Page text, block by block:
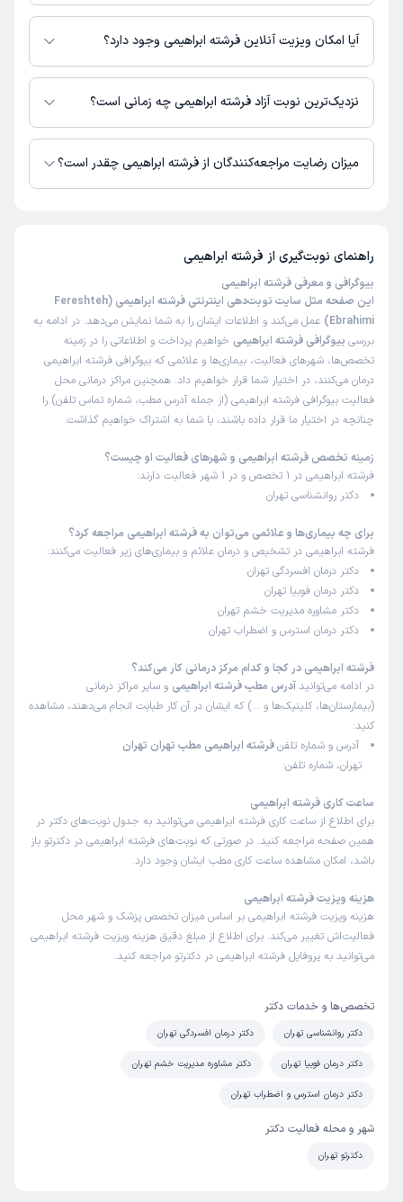
اطلاعاتی درباره محل فعالیت فرشته ابراهیمی در مراکز درمانی در دسترس نیست.
آیا امکان ویزیت آنلاین فرشته ابراهیمی وجود دارد؟
در حال حاضر اطلاعاتی درباره ارائه ویزیت آنلاین توسط فرشته ابراهیمی در
دسترس نیست. برای دریافت اطلاعات دقیق‌تر، لطفاً با مطب تماس بگیرید.
نزدیک‌ترین نوبت آزاد فرشته ابراهیمی چه زمانی است؟
زمان نوبت‌دهی و پذیرش بیماران با هماهنگی مطب مشخص می‌شود.
میزان رضایت مراجعه‌کنندگان از فرشته ابراهیمی چقدر است؟
راهنمای نوبت‌گیری از فرشته ابراهیمی
بیوگرافی و معرفی فرشته ابراهیمی
این صفحه مثل سایت نوبت‌دهی اینترنتی فرشته ابراهیمی (Fereshteh
Ebrahimi)
عمل می‌کند و اطلاعات ایشان را به شما نمایش می‌دهد. در ادامه به
بررسی بیوگرافی فرشته ابراهیمی خواهیم پرداخت و اطلاعاتی را در زمینه
تخصص‌ها، شهرهای فعالیت، بیماری‌ها و علائمی که بیوگرافی فرشته ابراهیمی
درمان می‌کنند، در اختیار شما قرار خواهیم داد. همچنین مراکز درمانی محل
فعالیت بیوگرافی فرشته ابراهیمی (از جمله آدرس مطب، شماره تماس تلفن) را
چنانچه در اختیار ما قرار داده باشند، با شما به اشتراک خواهیم گذاشت.
زمینه تخصص فرشته ابراهیمی و شهرهای فعالیت او چیست؟
فرشته ابراهیمی در 1 تخصص و در 1 شهر فعالیت دارند:
دکتر روانشناسی تهران
برای چه بیماری‌ها و علائمی می‌توان به فرشته ابراهیمی مراجعه کرد؟
فرشته ابراهیمی در تشخیص و درمان علائم و بیماری‌های زیر فعالیت می‌کنند:
دکتر درمان افسردگی تهران
دکتر درمان فوبیا تهران
دکتر مشاوره مدیریت خشم تهران
دکتر درمان استرس و اضطراب تهران
فرشته ابراهیمی در کجا و کدام مرکز درمانی کار می‌کند؟
در ادامه می‌توانید آدرس مطب فرشته ابراهیمی و سایر مراکز درمانی
(بیمارستان‌ها، کلینیک‌ها و …) که ایشان در آن کار طبابت انجام می‌دهند، مشاهده
کنید:
آدرس و شماره تلفنفرشته ابراهیمی مطب تهران تهران
تهران، شماره تلفن:
ساعت کاری فرشته ابراهیمی
برای اطلاع از ساعت کاری فرشته ابراهیمی می‌توانید به جدول نوبت‌های دکتر در
همین صفحه مراجعه کنید. در صورتی که نوبت‌های فرشته ابراهیمی در دکترتو باز
باشد، امکان مشاهده ساعت کاری مطب ایشان وجود دارد.
هزینه ویزیت فرشته ابراهیمی
هزینه ویزیت فرشته ابراهیمی بر اساس میزان تخصص پزشک و شهر محل
فعالیت‌اش تغییر می‌کند. برای اطلاع از مبلغ دقیق هزینه ویزیت فرشته ابراهیمی
می‌توانید به پروفایل فرشته ابراهیمی در دکترتو مراجعه کنید.
تخصص‌ها و خدمات دکتر
دکتر روانشناسی تهران دکتر درمان افسردگی تهران
دکتر درمان فوبیا تهران دکتر مشاوره مدیریت خشم تهران
دکتر درمان استرس و اضطراب تهران
شهر و محله فعالیت دکتر
دکترتو تهران